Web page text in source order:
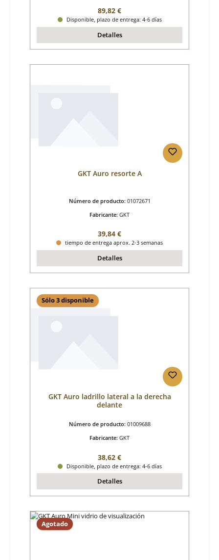
Precio normal:
89,82 €
Disponible, plazo de entrega: 4-6 días
Detalles
GKT Auro resorte A
Número de producto: 01072671
Fabricante: GKT
Precio normal:
39,84 €
tiempo de entrega aprox. 2-3 semanas
Detalles
Sólo 3 disponible
GKT Auro ladrillo lateral a la derecha
delante
Número de producto: 01009688
Fabricante: GKT
Precio normal:
38,62 €
Disponible, plazo de entrega: 4-6 días
Detalles
Agotado